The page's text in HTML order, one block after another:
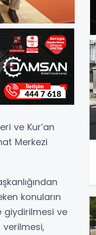
ve Kur’an
Merkezi
konuların
giydirilmesi ve